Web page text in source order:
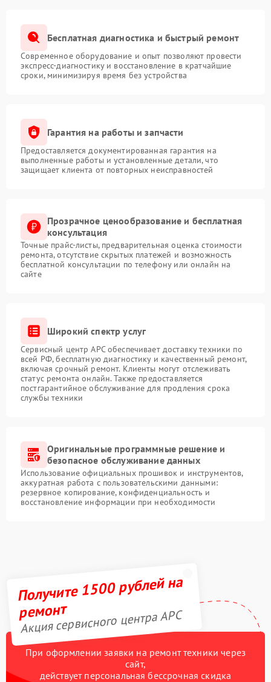
Бесплатная диагностика и быстрый ремонт
Современное оборудование и опыт позволяют провести
экспресс-диагностику и восстановление в кратчайшие
сроки, минимизируя время без устройства
Гарантия на работы и запчасти
Предоставляется документированная гарантия на
выполненные работы и установленные детали, что
защищает клиента от повторных неисправностей
Прозрачное ценообразование и бесплатная
консультация
Точные прайс-листы, предварительная оценка стоимости
ремонта, отсутствие скрытых платежей и возможность
бесплатной консультации по телефону или онлайн на
сайте
Широкий спектр услуг
Сервисный центр APC обеспечивает доставку техники по
всей РФ, бесплатную диагностику и качественный ремонт,
включая срочный ремонт. Клиенты могут отслеживать
статус ремонта онлайн. Также предоставляется
постгарантийное обслуживание для продления срока
службы техники
Оригинальные программные решение и
безопасное обслуживание данных
Использование официальных прошивок и инструментов,
аккуратная работа с пользовательскими данными:
резервное копирование, конфиденциальность и
восстановление информации при необходимости
Получите 1500 рублей на
ремонт
Акция сервисного центра APC
При оформлении заявки на ремонт техники через
сайт,
действует персональная бессрочная скидка